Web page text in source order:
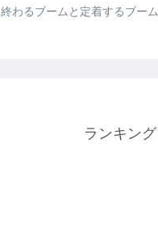
終わるブームと定着するブーム
ランキング